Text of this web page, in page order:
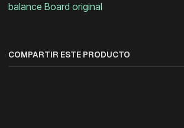
balance Board original
COMPARTIR ESTE PRODUCTO